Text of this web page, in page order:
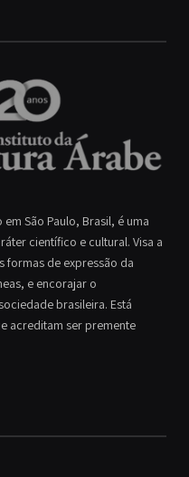
São Paulo, Brasil, é uma
científico e cultural. Visa a
formas de expressão da
e encorajar o
brasileira. Está
acreditam ser premente